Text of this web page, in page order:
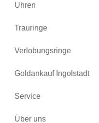
Uhren
Trauringe
Verlobungsringe
Goldankauf Ingolstadt
Service
Über uns